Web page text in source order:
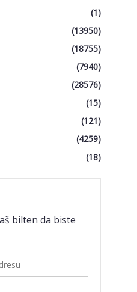
(1)
(13950)
(18755)
(7940)
(28576)
(15)
(121)
(4259)
(18)
bilten da biste